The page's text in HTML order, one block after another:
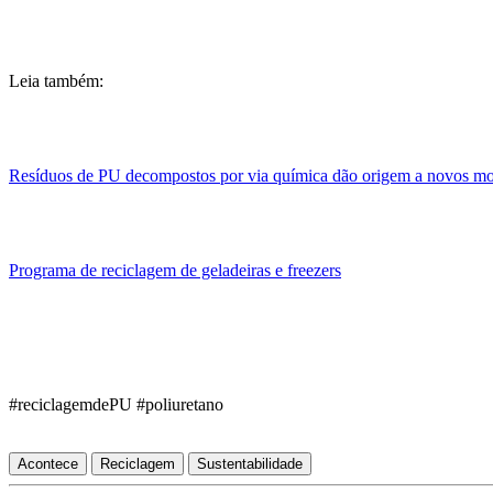
Leia também:
Resíduos de PU decompostos por via química dão origem a novos
Programa de reciclagem de geladeiras e freezers
#reciclagemdePU #poliuretano
Acontece Reciclagem Sustentabilidade